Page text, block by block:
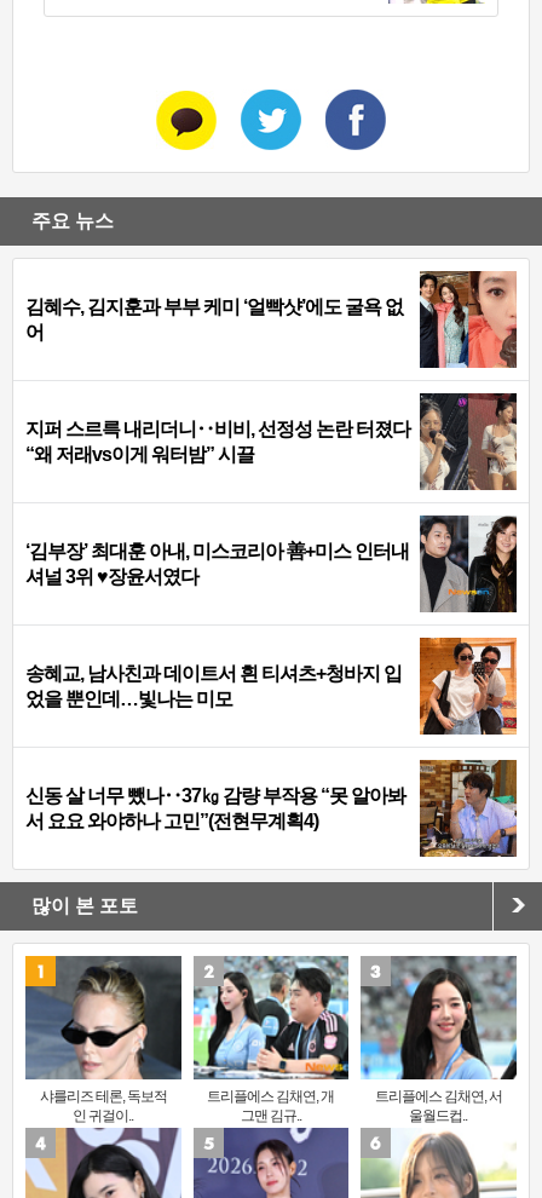
주요 뉴스
김혜수, 김지훈과 부부 케미 ‘얼빡샷’에도 굴욕 없
어
지퍼 스르륵 내리더니‥비비, 선정성 논란 터졌다
“왜 저래vs이게 워터밤” 시끌
‘김부장’ 최대훈 아내, 미스코리아 善+미스 인터내
셔널 3위 ♥장윤서였다
송혜교, 남사친과 데이트서 흰 티셔츠+청바지 입
었을 뿐인데…빛나는 미모
신동 살 너무 뺐나‥37㎏ 감량 부작용 “못 알아봐
서 요요 와야하나 고민”(전현무계획4)
많이 본 포토
샤를리즈 테론, 독보적
인 귀걸이..
트리플에스 김채연, 개
그맨 김규..
트리플에스 김채연, 서
울월드컵..